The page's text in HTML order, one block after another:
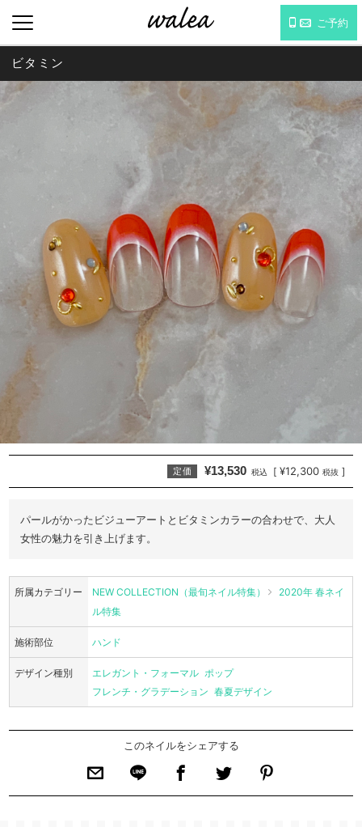
ご予約
ビタミン
定価 ¥13,530 税込 [ ¥12,300 税抜 ]
パールがかったビジューアートとビタミンカラーの合わせで、大人
女性の魅力を引き上げます。
所属カテゴリー NEW COLLECTION（最旬ネイル特集）
2020年 春ネイ
ル特集
施術部位 ハンド
デザイン種別 エレガント・フォーマル ポップ
フレンチ・グラデーション 春夏デザイン
このネイルをシェアする